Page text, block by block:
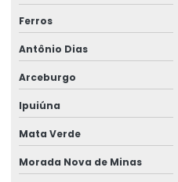
Ferros
Antônio Dias
Arceburgo
Ipuiúna
Mata Verde
Morada Nova de Minas